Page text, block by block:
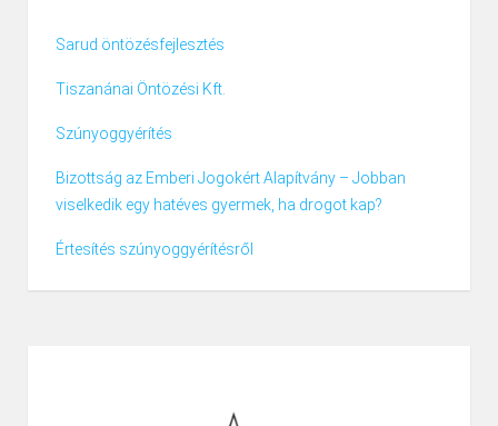
Sarud öntözésfejlesztés
Tiszanánai Öntözési Kft.
Szúnyoggyérítés
Bizottság az Emberi Jogokért Alapítvány – Jobban
viselkedik egy hatéves gyermek, ha drogot kap?
Értesítés szúnyoggyérítésről